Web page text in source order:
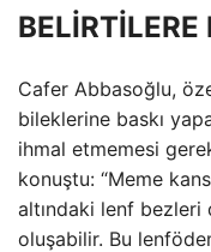
Cafer Abbasoğlu,
bileklerine baskı
ihmal etmemesi
konuştu: “Meme
altındaki lenf bezleri
oluşabilir. Bu